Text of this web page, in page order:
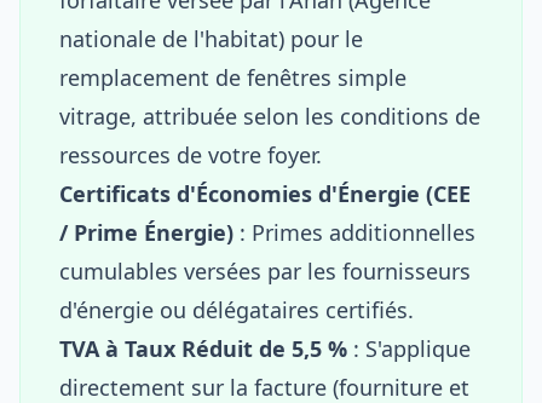
nationale de l'habitat) pour le
remplacement de fenêtres simple
vitrage, attribuée selon les conditions de
ressources de votre foyer.
Certificats d'Économies d'Énergie (CEE
/ Prime Énergie) : Primes additionnelles
cumulables versées par les fournisseurs
d'énergie ou délégataires certifiés.
TVA à Taux Réduit de 5,5 % : S'applique
directement sur la facture (fourniture et